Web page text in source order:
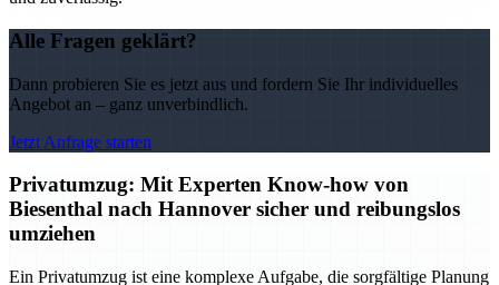
Alle Fragen geklärt?
Dann probieren Sie es jetzt aus und fordern Sie Ihr individuelles
Angebot an – ganz unverbindlich.
Jetzt Anfrage starten
Privatumzug: Mit Experten Know-how von
Biesenthal nach Hannover sicher und reibungslos
umziehen
Ein Privatumzug ist eine komplexe Aufgabe, die sorgfältige Planung